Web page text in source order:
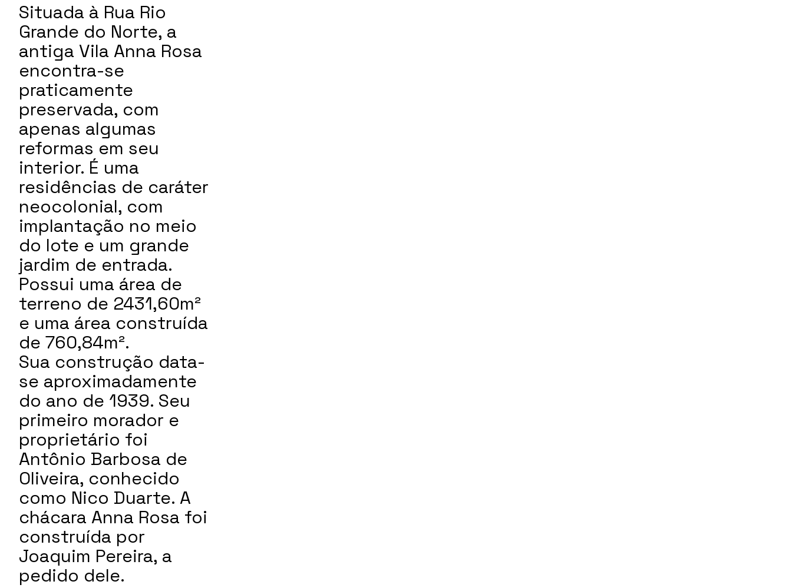
Situada à Rua Rio
Grande do Norte, a
antiga Vila Anna Rosa
encontra-se
praticamente
preservada, com
apenas algumas
reformas em seu
interior. É uma
residências de caráter
neocolonial, com
implantação no meio
do lote e um grande
jardim de entrada.
Possui uma área de
terreno de 2431,60m²
e uma área construída
de 760,84m².
Sua construção data-
se aproximadamente
do ano de 1939. Seu
primeiro morador e
proprietário foi
Antônio Barbosa de
Oliveira, conhecido
como Nico Duarte. A
chácara Anna Rosa foi
construída por
Joaquim Pereira, a
pedido dele.